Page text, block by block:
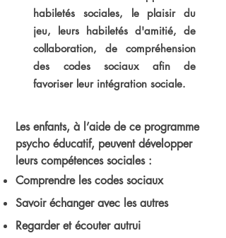
habiletés sociales, le plaisir du
jeu, leurs habiletés d'amitié, de
collaboration, de compréhension
des codes sociaux afin de
favoriser leur intégration sociale.
Les enfants, à l’aide de ce programme
psycho éducatif, peuvent développer
leurs compétences sociales :
Comprendre les codes sociaux
Savoir échanger avec les autres
Regarder et écouter autrui